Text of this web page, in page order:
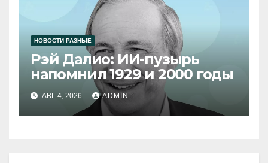
НОВОСТИ РАЗНЫЕ
Рэй Далио: ИИ-пузырь
напомнил 1929 и 2000 годы
АВГ 4, 2026 ADMIN